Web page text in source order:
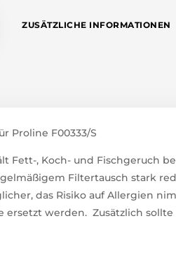
ZUSÄTZLICHE INFORMATIONEN
Proline F00333/S
Fett-, Koch- und Fischgeruch
Filtertausch stark
das Risiko auf Allergien
ersetzt werden. Zusätzlich